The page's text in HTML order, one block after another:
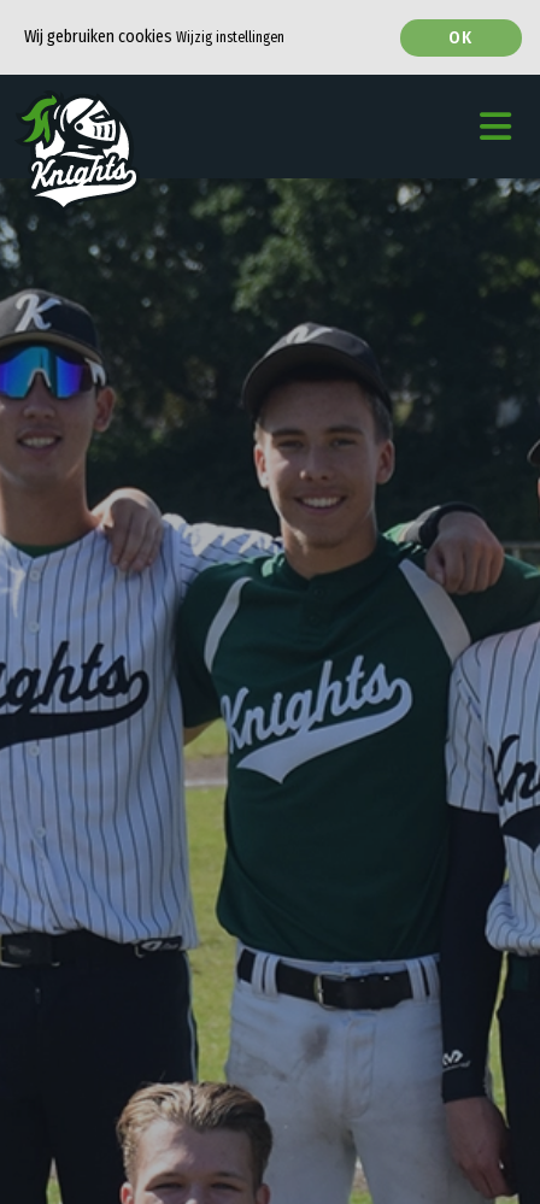
Wij gebruiken cookies Wijzig instellingen OK